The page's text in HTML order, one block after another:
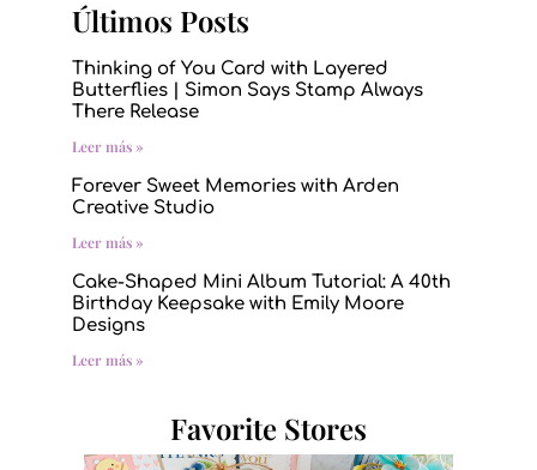
Últimos Posts
Thinking of You Card with Layered
Butterflies | Simon Says Stamp Always
There Release
Leer más »
Forever Sweet Memories with Arden
Creative Studio
Leer más »
Cake-Shaped Mini Album Tutorial: A 40th
Birthday Keepsake with Emily Moore
Designs
Leer más »
Favorite Stores